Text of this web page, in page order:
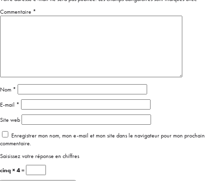
Commentaire *
Nom *
E-mail *
Site web
Enregistrer mon nom, mon e-mail et mon site dans le navigateur pour mon prochain
commentaire.
Saisissez votre réponse en chiffres
cinq × 4 =